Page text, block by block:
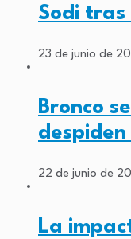
Sodi
23 de junio de
Bronco
22 de junio de
La